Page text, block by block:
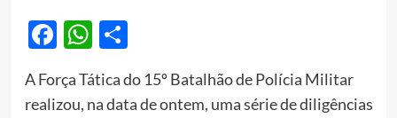
Facebook
WhatsApp
Share
A Força Tática do 15º Batalhão de Polícia Militar
realizou, na data de ontem, uma série de diligências